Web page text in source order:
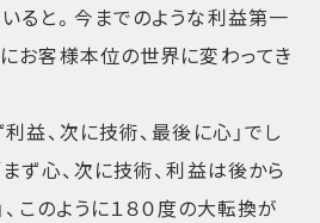
ると。今までのような利益第一
お客様本位の世界に変わってき
益、次に技術、最後に心」でし
まず心、次に技術、利益は後から
、このように１８０度の大転換が